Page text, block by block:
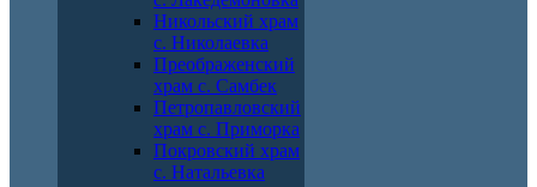
Никольский храм
с. Николаевка
Преображенский
храм с. Самбек
Петропавловский
храм с. Приморка
Покровский храм
с. Натальевка